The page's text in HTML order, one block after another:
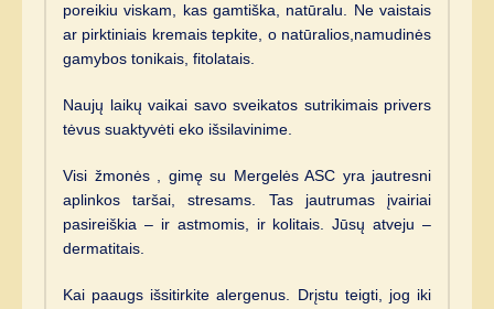
poreikiu viskam, kas gamtiška, natūralu. Ne vaistais
ar pirktiniais kremais tepkite, o natūralios,namudinės
gamybos tonikais, fitolatais.
Naujų laikų vaikai savo sveikatos sutrikimais privers
tėvus suaktyvėti eko išsilavinime.
Visi žmonės , gimę su Mergelės ASC yra jautresni
aplinkos taršai, stresams. Tas jautrumas įvairiai
pasireiškia – ir astmomis, ir kolitais. Jūsų atveju –
dermatitais.
Kai paaugs išsitirkite alergenus. Drįstu teigti, jog iki